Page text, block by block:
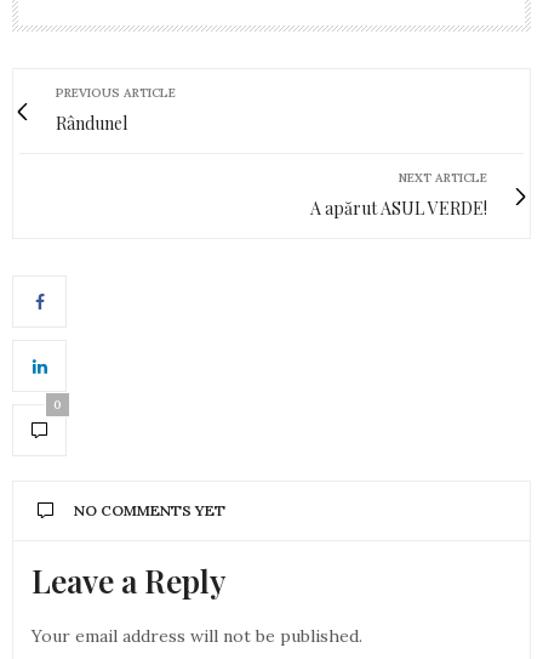
PREVIOUS ARTICLE
Rândunel
NEXT ARTICLE
A apărut ASUL VERDE!
0
NO COMMENTS YET
Leave a Reply
Your email address will not be published.